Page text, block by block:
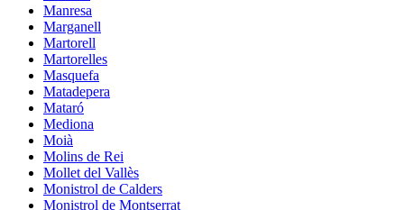
Manresa
Marganell
Martorell
Martorelles
Masquefa
Matadepera
Mataró
Mediona
Moià
Molins de Rei
Mollet del Vallès
Monistrol de Calders
Monistrol de Montserrat